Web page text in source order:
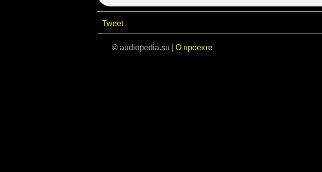
Tweet
© audiopedia.su | О проекте